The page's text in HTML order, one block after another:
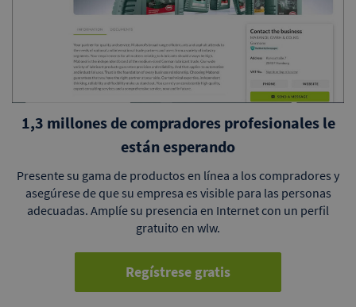
1,3 millones de compradores profesionales le
están esperando
Presente su gama de productos en línea a los compradores y
asegúrese de que su empresa es visible para las personas
adecuadas. Amplíe su presencia en Internet con un perfil
gratuito en wlw.
Regístrese gratis